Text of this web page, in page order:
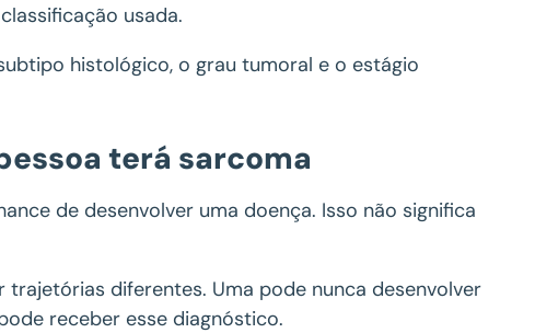
usada.
histológico, o grau tumoral e o estágio
terá sarcoma
de desenvolver uma doença. Isso não significa
diferentes. Uma pode nunca desenvolver
receber esse diagnóstico.